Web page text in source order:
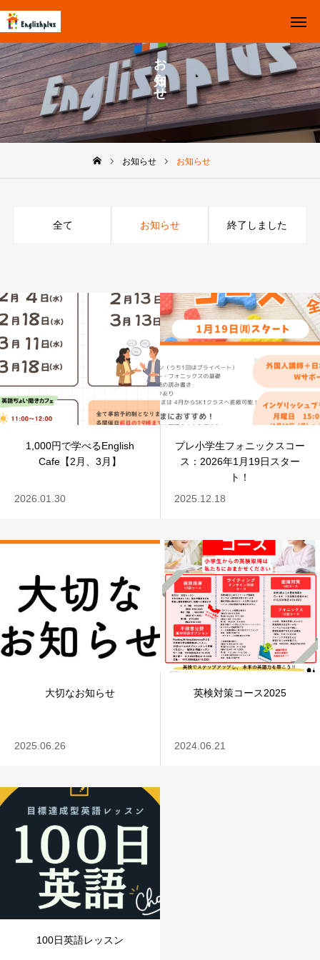
お知らせ
お知らせ お知らせ
全て お知らせ 終了しました
1,000円で学べるEnglish
Cafe【2月、3月】
2026.01.30
プレ小学生フォニックスコー
ス：2026年1月19日スター
ト！
2025.12.18
大切なお知らせ
2025.06.26
英検対策コース2025
2024.06.21
100日英語レッスン
Top お知らせ
お問い合わせ Instagram
体験レッスン受付中
イングリッシュプラスとは
イベント
アクセス